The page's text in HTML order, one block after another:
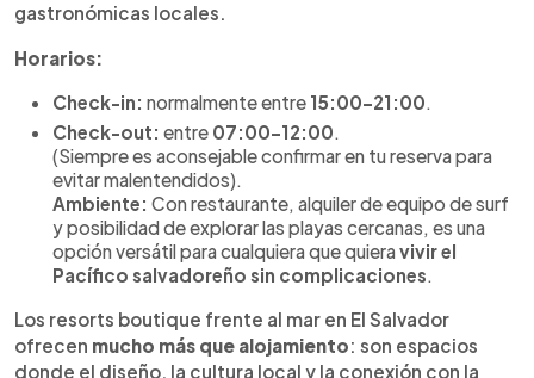
gastronómicas locales.
Horarios:
Check-in: normalmente entre 15:00–21:00.
Check-out: entre 07:00–12:00.
(Siempre es aconsejable confirmar en tu reserva para
evitar malentendidos).
Ambiente: Con restaurante, alquiler de equipo de surf
y posibilidad de explorar las playas cercanas, es una
opción versátil para cualquiera que quieravivir el
Pacífico salvadoreño sin complicaciones.
Los resorts boutique frente al mar en El Salvador
ofrecen mucho más que alojamiento: son espacios
donde el diseño, la cultura local y la conexión con la